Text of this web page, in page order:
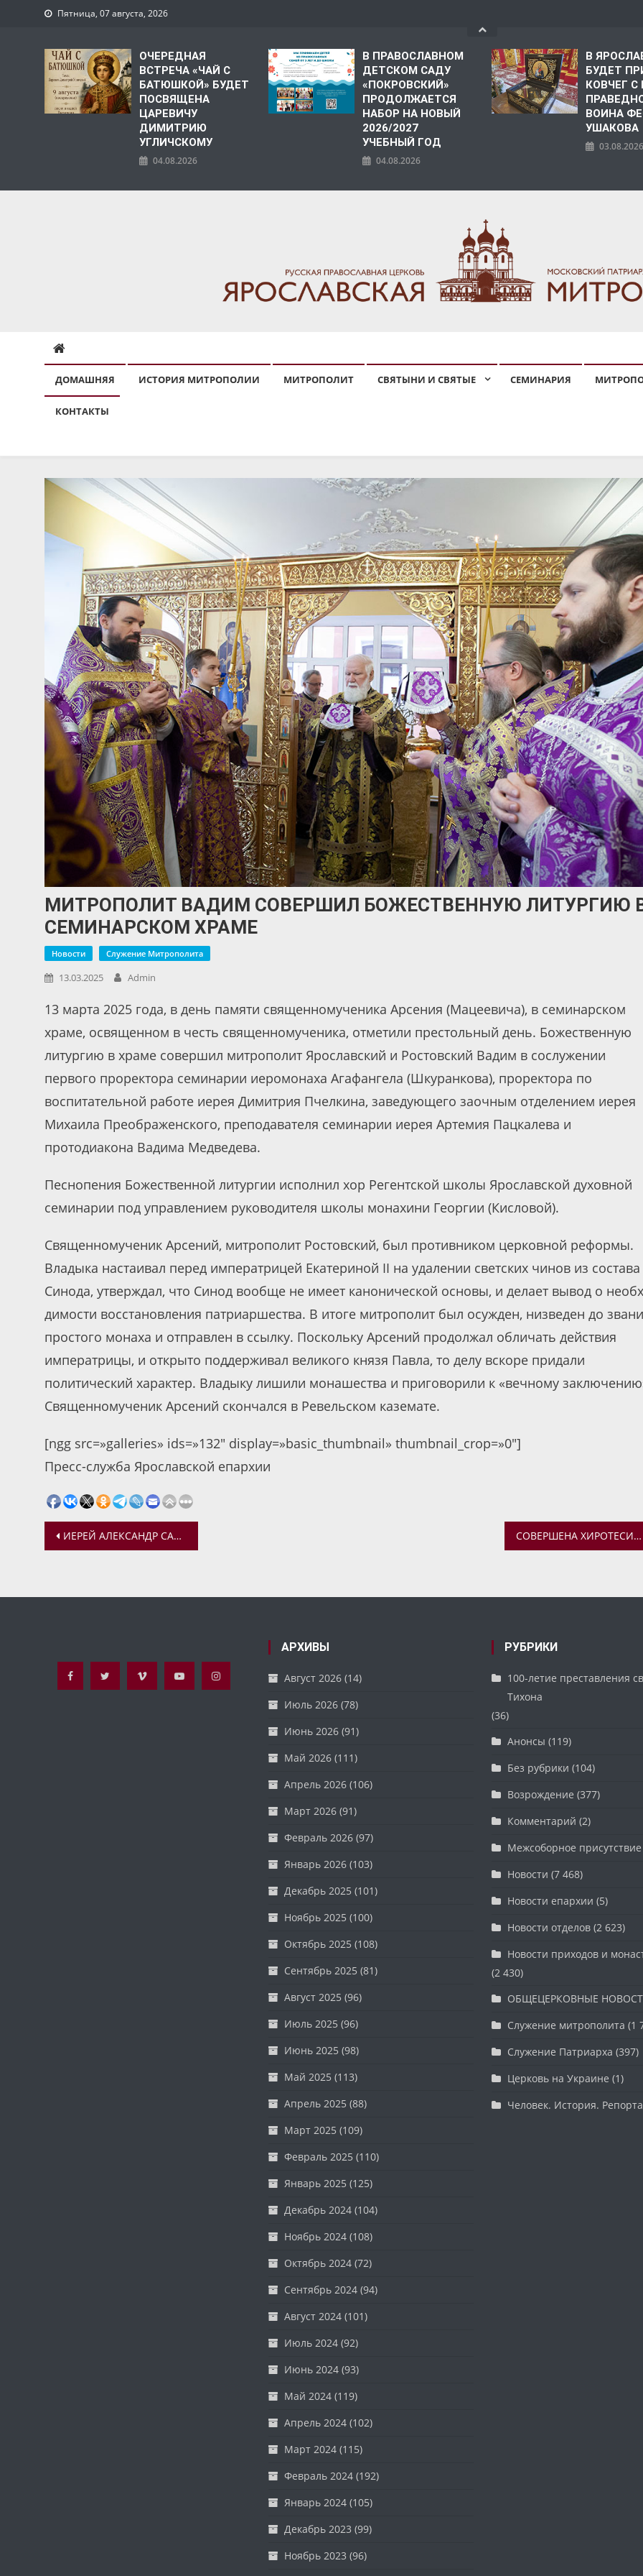
Пятница, 07 августа, 2026
ОЧЕРЕДНАЯ
ВСТРЕЧА «ЧАЙ С
БАТЮШКОЙ» БУДЕТ
ПОСВЯЩЕНА
ЦАРЕВИЧУ
ДИМИТРИЮ
УГЛИЧСКОМУ
04.08.2026
В ПРАВОСЛАВНОМ
ДЕТСКОМ САДУ
«ПОКРОВСКИЙ»
ПРОДОЛЖАЕТСЯ
НАБОР НА НОВЫЙ
2026/2027
УЧЕБНЫЙ ГОД
04.08.2026
В
БУДЕТ
КОВЧЕГ
ВОИНА
УШАКОВА
03.08.2026
ДОМАШНЯЯ ИСТОРИЯ МИТРОПОЛИИ МИТРОПОЛИТ СВЯТЫНИ И СВЯТЫЕ СЕМИНАРИЯ
КОНТАКТЫ
МИТРОПОЛИТ ВАДИМ СОВЕРШИЛ БОЖЕСТВЕННУЮ ЛИТУРГИЮ
СЕМИНАРСКОМ ХРАМЕ
Новости Служение Митрополита
13.03.2025 Admin
13 марта 2025 года, в день памяти священномученика Арсения (Мацеевича), в семинарском
храме, освященном в честь священномученика, отметили престольный день. Божественную
литургию в храме совершил митрополит Ярославский и Ростовский Вадим в сослужении
первого проректора семинарии иеромонаха Агафангела (Шкуранкова), проректора по
воспитательной работе иерея Димитрия Пчелкина, заведующего заочным отделением иерея
Михаила Преображенского, преподавателя семинарии иерея Артемия Пацкалева и
протодиакона Вадима Медведева.
Песнопения Божественной литургии исполнил хор Регентской школы Ярославской духовной
семинарии под управлением руководителя школы монахини Георгии (Кисловой).
Священномученик Арсений, митрополит Ростовский, был противником церковной реформы.
Владыка на­ста­и­вал пе­ред им­пе­ра­три­цей Ека­те­ри­ной II на уда­ле­нии свет­ских чи­нов из со­ста­ва
Си­но­да, утвер­жда­л, что Си­нод во­об­ще не име­ет ка­но­ни­че­ской ос­но­вы, и де­ла­ет вы­вод о
ди­мо­сти вос­ста­нов­ле­ния пат­ри­ар­ше­ства. В итоге митрополит был осужден, низведен до
простого монаха и отправлен в ссылку. Поскольку Арсений продолжал обличать действия
императрицы, и открыто поддерживал великого князя Павла, то делу вскоре придали
политический характер. Владыку лишили монашества и приговорили к «вечному
Священномученик Арсений скончался в Ревельском каземате.
[ngg src=»galleries» ids=»132″ display=»basic_thumbnail» thumbnail_crop=»0″]
Пресс-служба Ярославской епархии
Навигация
записям
ИЕРЕЙ АЛЕКСАНДР САТОМСКИЙ ВЫСТУПИЛ НА РАДИО «ВЕРА» В ЦИКЛЕ ПРОГРАММ О НАЧАЛЕ ИСТОРИИ ЧЕЛОВЕЧЕСТВА СОВЕРШЕНА ХИРОТЕСИЯ НАД СТУДЕНТАМИ ЯРОСЛАВСКОЙ ДУХОВНОЙ СЕМИНАРИИ
АРХИВЫ
Август 2026(14)
Июль 2026(78)
Июнь 2026(91)
Май 2026(111)
Апрель 2026(106)
Март 2026(91)
Февраль 2026(97)
Январь 2026(103)
Декабрь 2025 (101)
Ноябрь 2025 (100)
Октябрь 2025 (108)
Сентябрь 2025 (81)
Август 2025 (96)
Июль 2025 (96)
Июнь 2025 (98)
Май 2025 (113)
Апрель 2025 (88)
Март 2025 (109)
Февраль 2025 (110)
Январь 2025 (125)
Декабрь 2024(104)
Ноябрь 2024(108)
Октябрь 2024(72)
Сентябрь 2024(94)
Август 2024(101)
Июль 2024(92)
Июнь 2024(93)
Май 2024(119)
Апрель 2024(102)
Март 2024(115)
Февраль 2024(192)
Январь 2024(105)
Декабрь 2023 (99)
Ноябрь 2023 (96)
РУБРИКИ
100-летие преставления
Тихона
(36)
Анонсы (119)
Без рубрики (104)
Возрождение (377)
Комментарий (2)
Межсоборное присутствие
Новости (7 468)
Новости епархии (5)
Новости отделов(2 623)
Новости приходов и
(2 430)
ОБЩЕЦЕРКОВНЫЕ
Служение митрополита (1
Служение Патриарха (397)
Церковь на Украине (1)
Человек. История.